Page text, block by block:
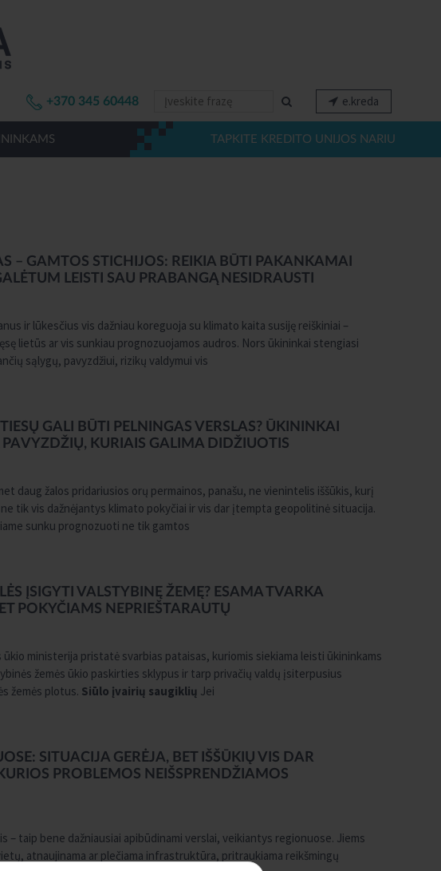
+370 345 60448 e.kreda
TAPKITE KREDITO UNIJOS NARIU
– GAMTOS STICHIJOS: REIKIA BŪTI PAKANKAMAI
LEISTI SAU PRABANGĄ NESIDRAUSTI
ir lūkesčius vis dažniau koreguoja su klimato kaita susiję reiškiniai –
lietūs ar vis sunkiau prognozuojamos audros. Nors ūkininkai stengiasi
sąlygų, pavyzdžiui, rizikų valdymui vis
GALI BŪTI PELNINGAS VERSLAS? ŪKININKAI
PAVYZDŽIŲ, KURIAIS GALIMA DIDŽIUOTIS
daug žalos pridariusios orų permainos, panašu, ne vienintelis iššūkis, kurį
tik vis dažnėjantys klimato pokyčiai ir vis dar įtempta geopolitinė situacija.
sunku prognozuoti ne tik gamtos
ĮSIGYTI VALSTYBINĘ ŽEMĘ? ESAMA TVARKA
POKYČIAMS NEPRIEŠTARAUTŲ
ūkio ministerija pristatė svarbias pataisas, kuriomis siekiama leisti ūkininkams
žemės ūkio paskirties sklypus ir tarp privačių valdų įsiterpusius
žemės plotus. Siūlo įvairių saugiklių Jei
SITUACIJA GERĖJA, BET IŠŠŪKIŲ VIS DAR
PROBLEMOS NEIŠSPRENDŽIAMOS
– taip bene dažniausiai apibūdinami verslai, veikiantys regionuose. Jiems
atnaujinama ar plečiama infrastruktūra, pritraukiama reikšmingų